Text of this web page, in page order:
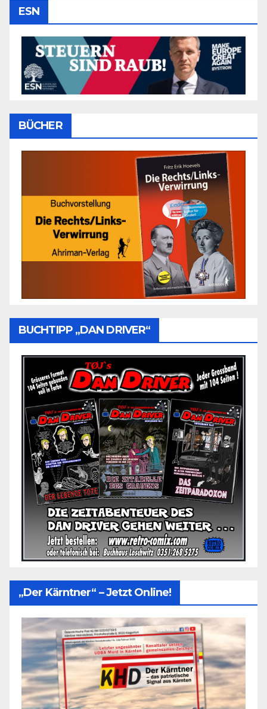
ESN
BÜCHER
BUCHTIPP „DAN DRIVER“
„Der Kärntner“ – Jetzt Online!